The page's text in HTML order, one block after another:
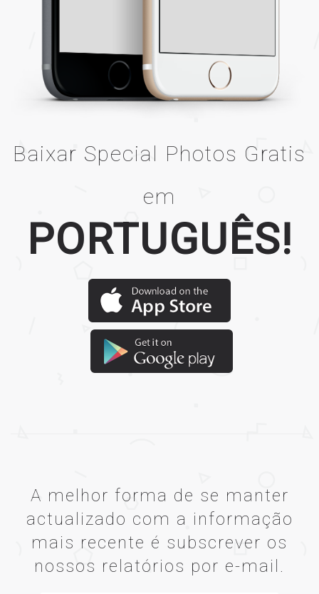
Baixar Special Photos Gratis
em
PORTUGUÊS!
A melhor forma de se manter
actualizado com a informação
mais recente é subscrever os
nossos relatórios por e-mail.